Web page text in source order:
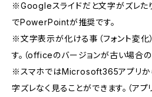
※Googleスライドだと文字がズレた
でPowerPointが推奨です。
※文字表示が化ける事（フォント変化
す。（officeのバージョンが古い場合の
※スマホではMicrosoft365アプリか
字ズレなく見ることができます。（ア